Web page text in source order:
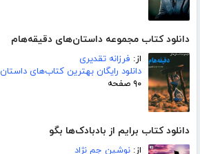
دانلود کتاب مجموعه داستان‌های دقیقه‌هام
از: فرزانه تقدیری
دانلود رایگان بهترین کتاب‌های داستان
۹۰ صفحه
دانلود کتاب برایم از بادبادک‌ها بگو
از: نوشین جم نژاد